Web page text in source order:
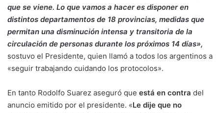
que se viene. Lo que vamos a hacer es disponer en
distintos departamentos de 18 provincias, medidas que
permitan una disminución intensa y transitoria de la
circulación de personas durante los próximos 14 días»,
sostuvo el Presidente, quien llamó a todos los argentinos a
«seguir trabajando cuidando los protocolos».
En tanto Rodolfo Suarez aseguró que está en contra del
anuncio emitido por el presidente. «Le dije que no